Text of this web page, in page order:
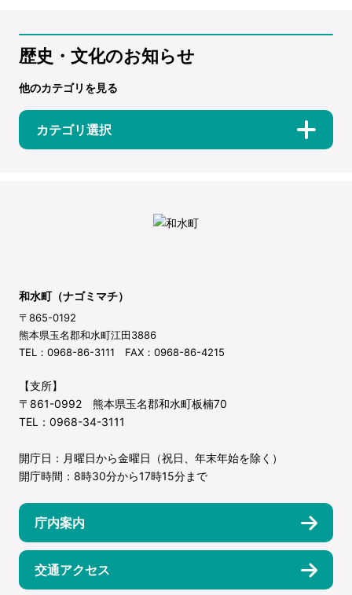
歴史・文化のお知らせ
他のカテゴリを見る
カテゴリ選択
和水町（ナゴミマチ）
〒865-0192
熊本県玉名郡和水町江田3886
TEL：0968-86-3111 FAX：0968-86-4215
【支所】
〒861-0992 熊本県玉名郡和水町板楠70
TEL：0968-34-3111
開庁日：月曜日から金曜日（祝日、年末年始を除く）
開庁時間：8時30分から17時15分まで
庁内案内
交通アクセス